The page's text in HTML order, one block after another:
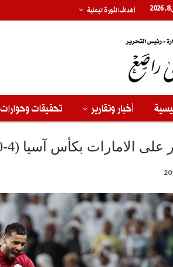
أهداف الثورة اليمنية
أخبار وتقارير تحقيقات وحوارات
الامارات بكأس آسيا (4-0)